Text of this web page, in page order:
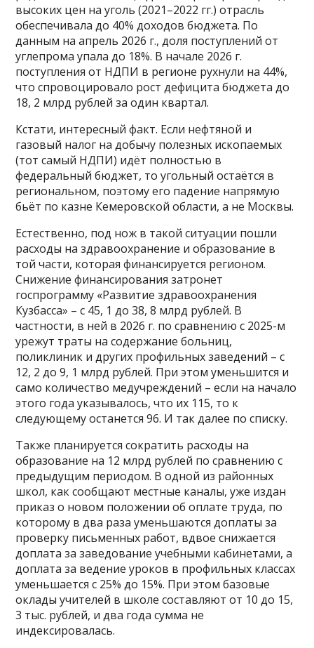
высоких цен на уголь (2021–2022 гг.) отрасль
обеспечивала до 40% доходов бюджета. По
данным на апрель 2026 г., доля поступлений от
углепрома упала до 18%. В начале 2026 г.
поступления от НДПИ в регионе рухнули на 44%,
что спровоцировало рост дефицита бюджета до
18, 2 млрд рублей за один квартал.
Кстати, интересный факт. Если нефтяной и
газовый налог на добычу полезных ископаемых
(тот самый НДПИ) идёт полностью в
федеральный бюджет, то угольный остаётся в
региональном, поэтому его падение напрямую
бьёт по казне Кемеровской области, а не Москвы.
Естественно, под нож в такой ситуации пошли
расходы на здравоохранение и образование в
той части, которая финансируется регионом.
Снижение финансирования затронет
госпрограмму «Развитие здравоохранения
Кузбасса» – с 45, 1 до 38, 8 млрд рублей. В
частности, в ней в 2026 г. по сравнению с 2025-м
урежут траты на содержание больниц,
поликлиник и других профильных заведений – с
12, 2 до 9, 1 млрд рублей. При этом уменьшится и
само количество медучреждений – если на начало
этого года указывалось, что их 115, то к
следующему останется 96. И так далее по списку.
Также планируется сократить расходы на
образование на 12 млрд рублей по сравнению с
предыдущим периодом. В одной из районных
школ, как сообщают местные каналы, уже издан
приказ о новом положении об оплате труда, по
которому в два раза уменьшаются доплаты за
проверку письменных работ, вдвое снижается
доплата за заведование учебными кабинетами, а
доплата за ведение уроков в профильных классах
уменьшается с 25% до 15%. При этом базовые
оклады учителей в школе составляют от 10 до 15,
3 тыс. рублей, и два года сумма не
индексировалась.